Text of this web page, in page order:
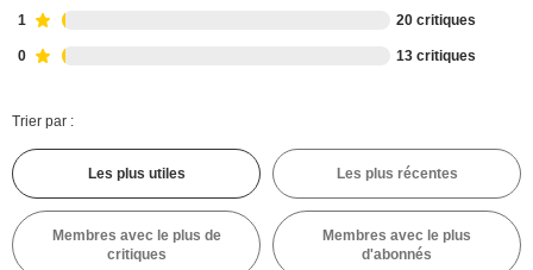
1 20 critiques
0 13 critiques
Trier par :
Les plus utiles Les plus récentes
Membres avec le plus de
critiques
Membres avec le plus
d'abonnés